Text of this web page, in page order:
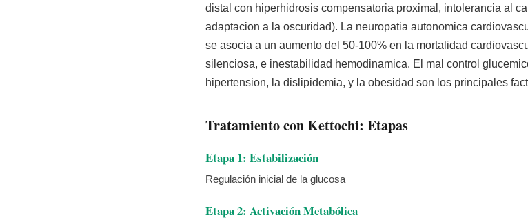
distal con hiperhidrosis compensatoria proximal, intolerancia al
adaptacion a la oscuridad). La neuropatia autonomica
se asocia a un aumento del 50-100% en la mortalidad
silenciosa, e inestabilidad hemodinamica. El mal control
hipertension, la dislipidemia, y la obesidad son los principales
Tratamiento con Kettochi: Etapas
Etapa 1: Estabilización
Regulación inicial de la glucosa
Etapa 2: Activación Metabólica